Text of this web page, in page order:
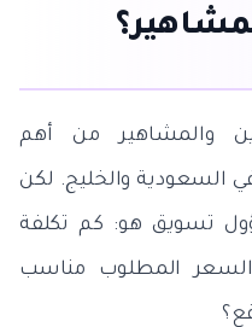
والمشاهير من أهم
السعودية والخليج. لكن
تسويق هو: كم تكلفة
السعر المطلوب مناسب